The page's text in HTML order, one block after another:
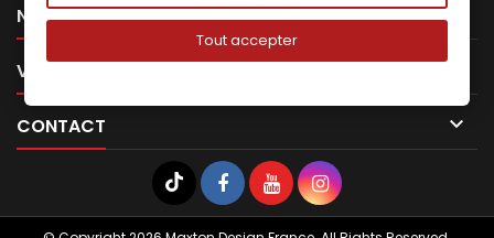
NOTRE SOCIÉTÉ 
VOTRE COMPTE 
CONTACT 
Tout accepter